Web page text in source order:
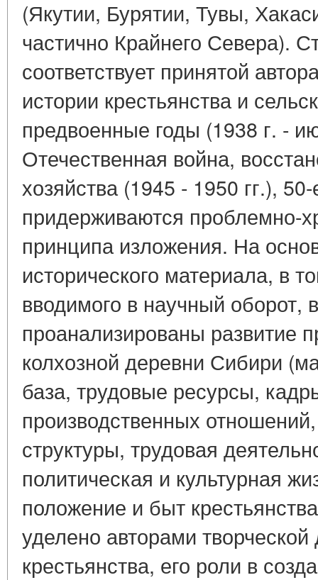
(Якутии, Бурятии, Тувы,
частично Крайнего Севера).
соответствует принятой
истории крестьянства и
предвоенные годы (1938 г. -
Отечественная война,
хозяйства (1945 - 1950 гг.),
придерживаются проблемно-
принципа изложения. На
исторического материала, в
вводимого в научный оборот,
проанализированы развитие
колхозной деревни Сибири
база, трудовые ресурсы,
производственных
структуры, трудовая
политическая и культурная
положение и быт
уделено авторами творческой
крестьянства, его роли в